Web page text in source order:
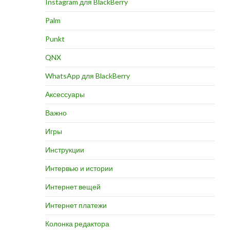
Palm
Punkt
QNX
WhatsApp для BlackBerry
Аксессуары
Важно
Игры
Инструкции
Интервью и истории
Интернет вещей
Интернет платежи
Колонка редактора